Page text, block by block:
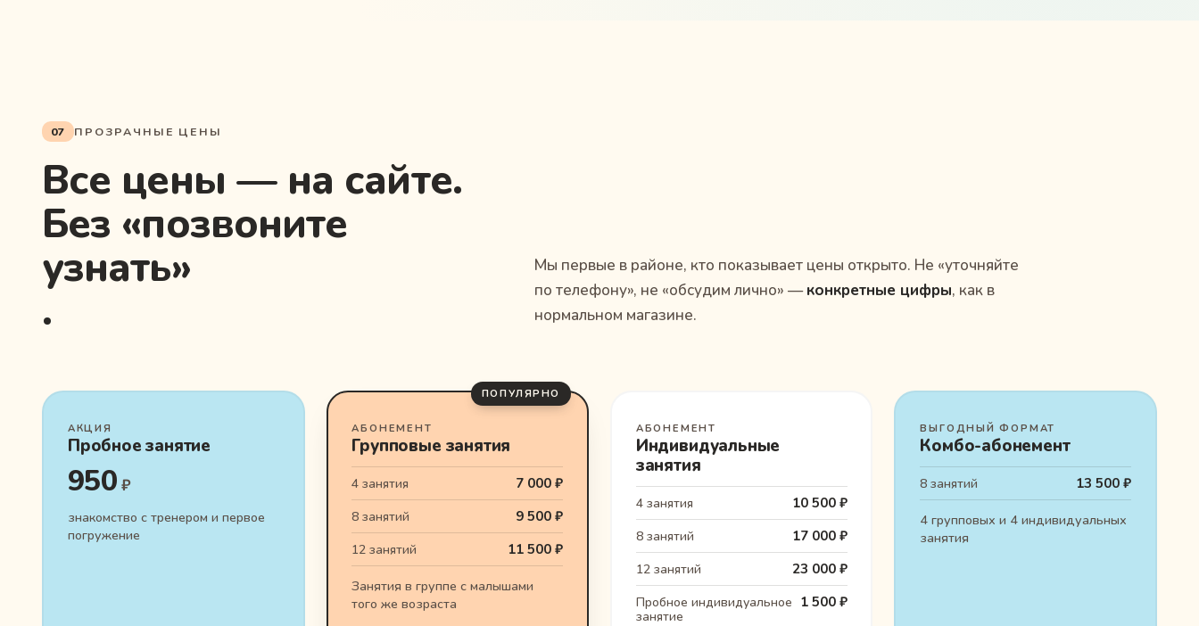
07 ПРОЗРАЧНЫЕ ЦЕНЫ
Все цены — на сайте.
Без «позвоните
узнать»
.
Мы первые в районе, кто показывает цены открыто. Не «уточняйте
по телефону», не «обсудим лично» —конкретные цифры, как в
нормальном магазине.
АКЦИЯ
Пробное занятие
950₽
знакомство с тренером и первое
погружение
ПОПУЛЯРНО
АБОНЕМЕНТ
Групповые занятия
4 занятия 7 000 ₽
8 занятий 9 500 ₽
12 занятий 11 500 ₽
Занятия в группе с малышами
того же возраста
АБОНЕМЕНТ
Индивидуальные
занятия
4 занятия 10 500 ₽
8 занятий 17 000 ₽
12 занятий 23 000 ₽
Пробное индивидуальное
занятие
1 500 ₽
ВЫГОДНЫЙ ФОРМАТ
Комбо-абонемент
8 занятий 13 500 ₽
4 групповых и 4 индивидуальных
занятия